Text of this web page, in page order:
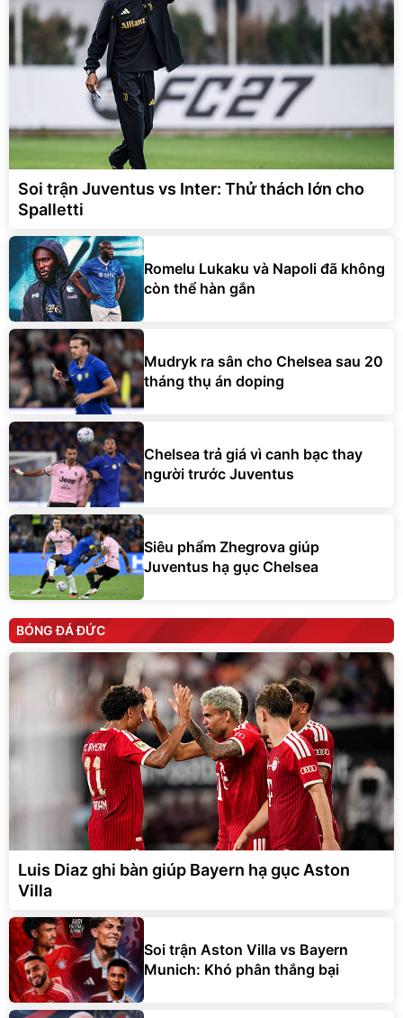
Soi trận Juventus vs Inter: Thử thách lớn cho
Spalletti
Romelu Lukaku và Napoli đã không
còn thể hàn gắn
Mudryk ra sân cho Chelsea sau 20
tháng thụ án doping
Chelsea trả giá vì canh bạc thay
người trước Juventus
Siêu phẩm Zhegrova giúp
Juventus hạ gục Chelsea
BÓNG ĐÁ ĐỨC
Luis Diaz ghi bàn giúp Bayern hạ gục Aston
Villa
Soi trận Aston Villa vs Bayern
Munich: Khó phân thắng bại